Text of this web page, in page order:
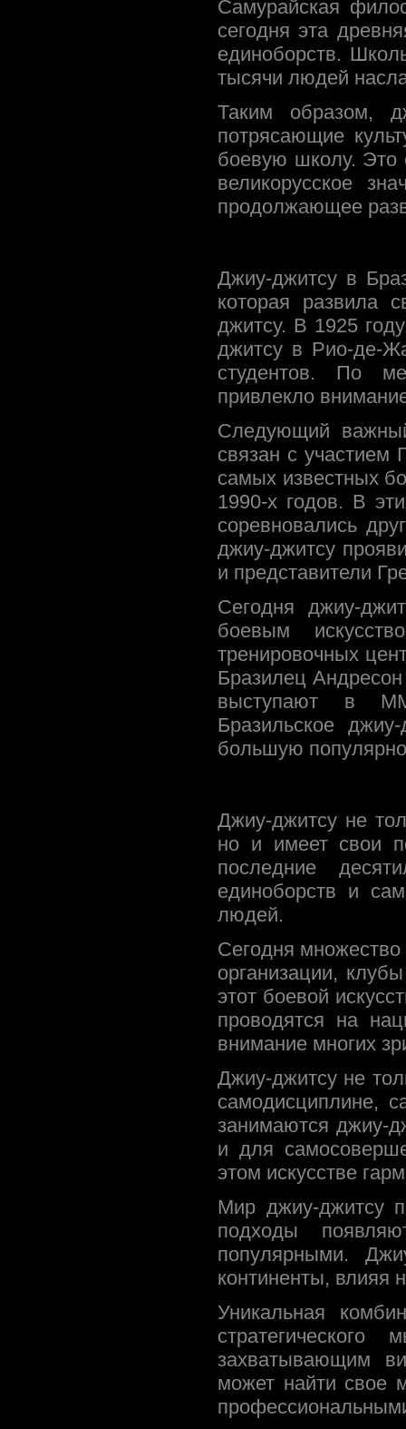
Самурайская
сегодня эта
единоборств.
тысячи людей
Таким образом,
потрясающие
боевую школу. Это
великорусское
продолжающее
Джиу-джитсу в
которая развила
джитсу. В 1925
джитсу в Рио-де-
студентов. По
привлекло
Следующий
связан с участием
самых известных
1990-х годов. В
соревновались
джиу-джитсу
и представители
Сегодня джиу-
боевым
тренировочных
Бразилец
выступают в
Бразильское
большую
Джиу-джитсу не
но и имеет свои
последние
единоборств и
людей.
Сегодня
организации,
этот боевой
проводятся на
внимание многих
Джиу-джитсу не
самодисциплине,
занимаются джиу-
и для
этом искусстве
Мир джиу-джитсу
подходы
популярными.
континенты, влияя
Уникальная
захватывающим
может найти свое